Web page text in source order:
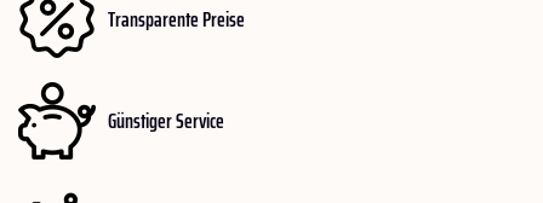
Transparente Preise
Günstiger Service